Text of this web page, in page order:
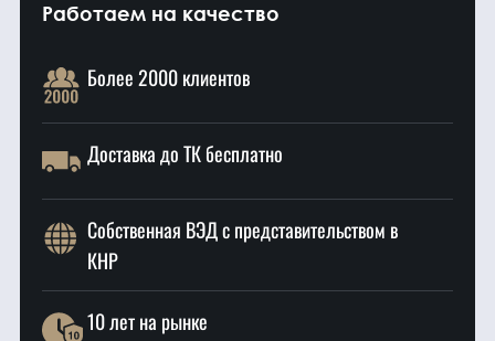
Работаем на качество
Более 2000 клиентов
Доставка до ТК бесплатно
Собственная ВЭД с представительством в
КНР
10 лет на рынке